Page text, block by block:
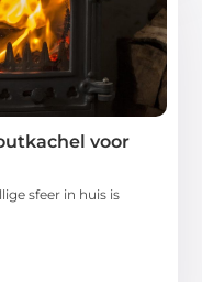
voor
sfeer in huis is